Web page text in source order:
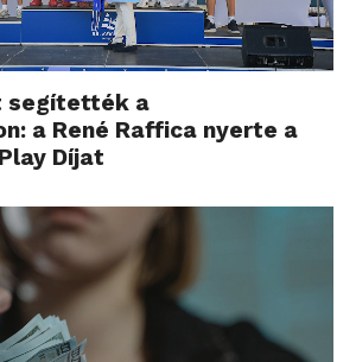
segítették a
a René Raffica nyerte a
Díjat